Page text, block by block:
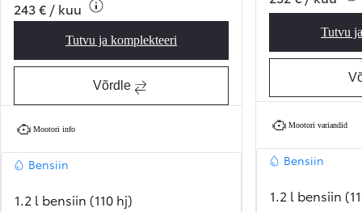
243 € / kuu
Tutvu ja komplekteeriProace City Verso Shuttle Light
Võrdle
Mootori info
Bensiin
1.2 l bensiin (110 hj)
Tutvu
Mootori variandid
Bensiin
1.2 l bensiin